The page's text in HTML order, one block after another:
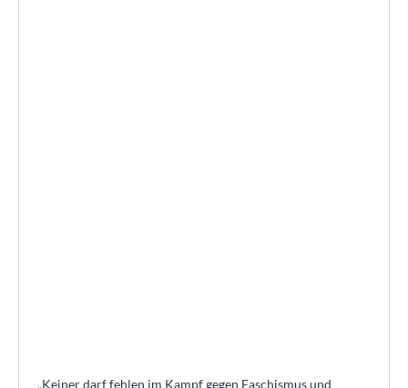
„Keiner darf fehlen im Kampf gegen Faschismus und